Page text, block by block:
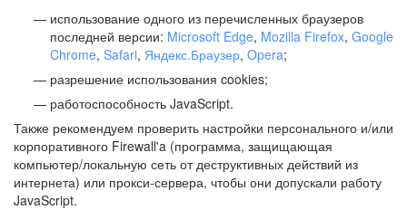
использование одного из перечисленных браузеров
последней версии: Microsoft Edge, Mozilla Firefox, Google
Chrome, Safari, Яндекс.Браузер, Opera;
разрешение использования cookies;
работоспособность JavaScript.
Также рекомендуем проверить настройки персонального и/или
корпоративного Firewall'a (программа, защищающая
компьютер/локальную сеть от деструктивных действий из
интернета) или прокси-сервера, чтобы они допускали работу
JavaScript.